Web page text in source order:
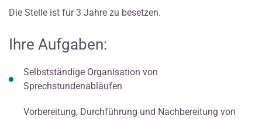
Die Stelle ist für 3 Jahre zu besetzen.
Ihre Aufgaben:
Selbstständige Organisation von
Sprechstundenabläufen
Vorbereitung, Durchführung und Nachbereitung von